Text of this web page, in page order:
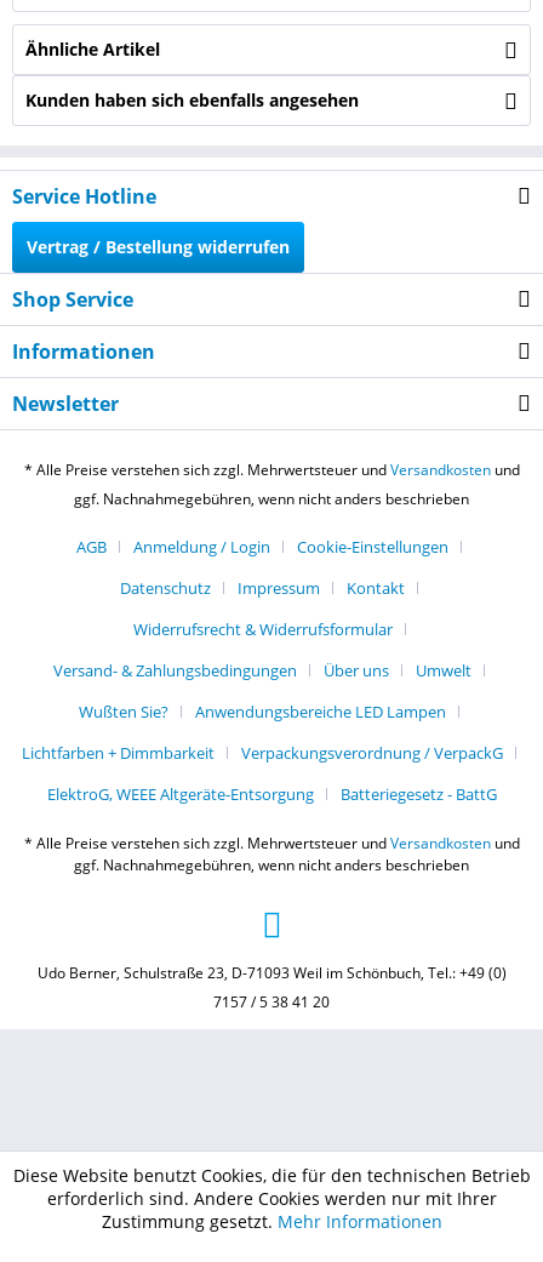
Ähnliche Artikel
Kunden haben sich ebenfalls angesehen
Service Hotline
Vertrag / Bestellung widerrufen
Shop Service
Informationen
Newsletter
* Alle Preise verstehen sich zzgl. Mehrwertsteuer undVersandkostenund
ggf. Nachnahmegebühren, wenn nicht anders beschrieben
AGB Anmeldung / Login
Cookie-Einstellungen
Datenschutz
Impressum
Kontakt
Widerrufsrecht & Widerrufsformular
Versand- & Zahlungsbedingungen
Über uns
Umwelt
Wußten Sie?
Anwendungsbereiche LED Lampen
Lichtfarben + Dimmbarkeit
Verpackungsverordnung / VerpackG
ElektroG, WEEE Altgeräte-Entsorgung
Batteriegesetz - BattG
* Alle Preise verstehen sich zzgl. Mehrwertsteuer undVersandkostenund
ggf. Nachnahmegebühren, wenn nicht anders beschrieben
Udo Berner, Schulstraße 23, D-71093 Weil im Schönbuch, Tel.: +49 (0)
7157 / 5 38 41 20
Diese Website benutzt Cookies, die für den technischen Betrieb
erforderlich sind. Andere Cookies werden nur mit Ihrer
Zustimmung gesetzt. Mehr Informationen